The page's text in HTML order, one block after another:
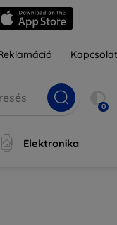
Kapcsolat
0
Elektronika